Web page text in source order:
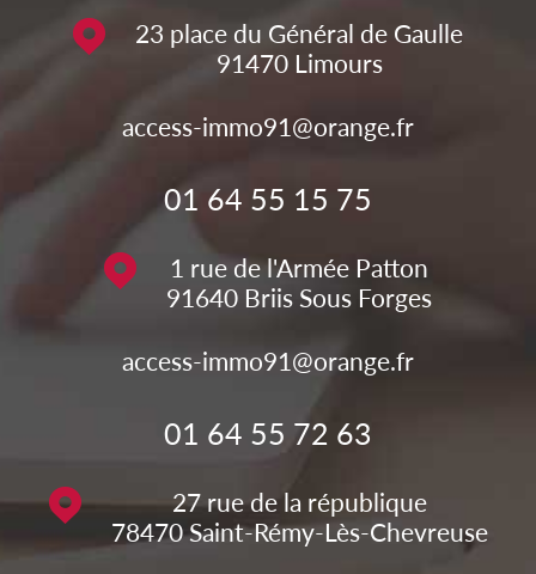
23 place du Général de Gaulle
91470 Limours
access-immo91@orange.fr
01 64 55 15 75
1 rue de l'Armée Patton
91640 Briis Sous Forges
access-immo91@orange.fr
01 64 55 72 63
27 rue de la république
78470 Saint-Rémy-Lès-Chevreuse